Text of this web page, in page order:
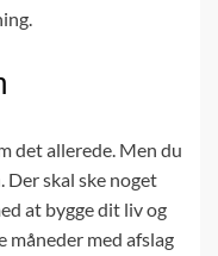
det allerede. Men du
skal ske noget
at bygge dit liv og
måneder med afslag